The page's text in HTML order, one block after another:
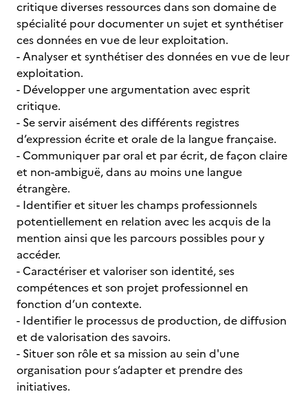
critique diverses ressources dans son domaine de
spécialité pour documenter un sujet et synthétiser
ces données en vue de leur exploitation.
- Analyser et synthétiser des données en vue de leur
exploitation.
- Développer une argumentation avec esprit
critique.
- Se servir aisément des différents registres
d’expression écrite et orale de la langue française.
- Communiquer par oral et par écrit, de façon claire
et non-ambiguë, dans au moins une langue
étrangère.
- Identifier et situer les champs professionnels
potentiellement en relation avec les acquis de la
mention ainsi que les parcours possibles pour y
accéder.
- Caractériser et valoriser son identité, ses
compétences et son projet professionnel en
fonction d’un contexte.
- Identifier le processus de production, de diffusion
et de valorisation des savoirs.
- Situer son rôle et sa mission au sein d'une
organisation pour s’adapter et prendre des
initiatives.